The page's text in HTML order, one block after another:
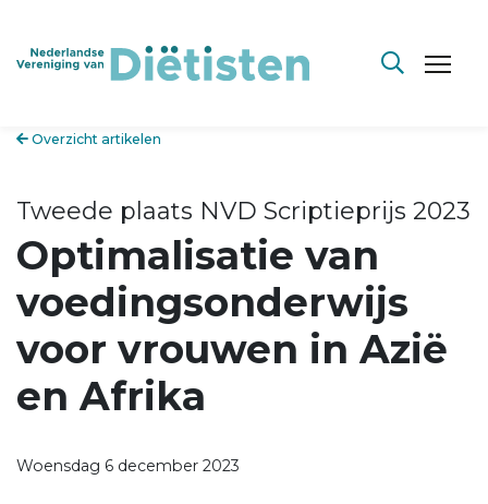
Overzicht artikelen
Tweede plaats NVD Scriptieprijs 2023
Optimalisatie van
voedingsonderwijs
voor vrouwen in Azië
en Afrika
Woensdag 6 december 2023